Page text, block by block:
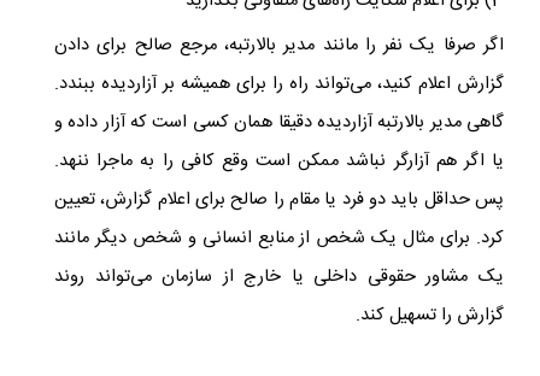
اگر صرفا یک نفر را مانند مدیر بالارتبه، مرجع صالح برای دادن
گزارش اعلام کنید، می‌تواند راه را برای همیشه بر آزاردیده ببندد.
گاهی مدیر بالارتبه آزاردیده دقیقا همان کسی است که آزار داده و
یا اگر هم آزارگر نباشد ممکن است وقع کافی را به ماجرا ننهد.
پس حداقل باید دو فرد یا مقام را صالح برای اعلام گزارش، تعیین
کرد. برای مثال یک شخص از منابع انسانی و شخص دیگر مانند
یک مشاور حقوقی داخلی یا خارج از سازمان می‌تواند روند
گزارش را تسهیل کند.